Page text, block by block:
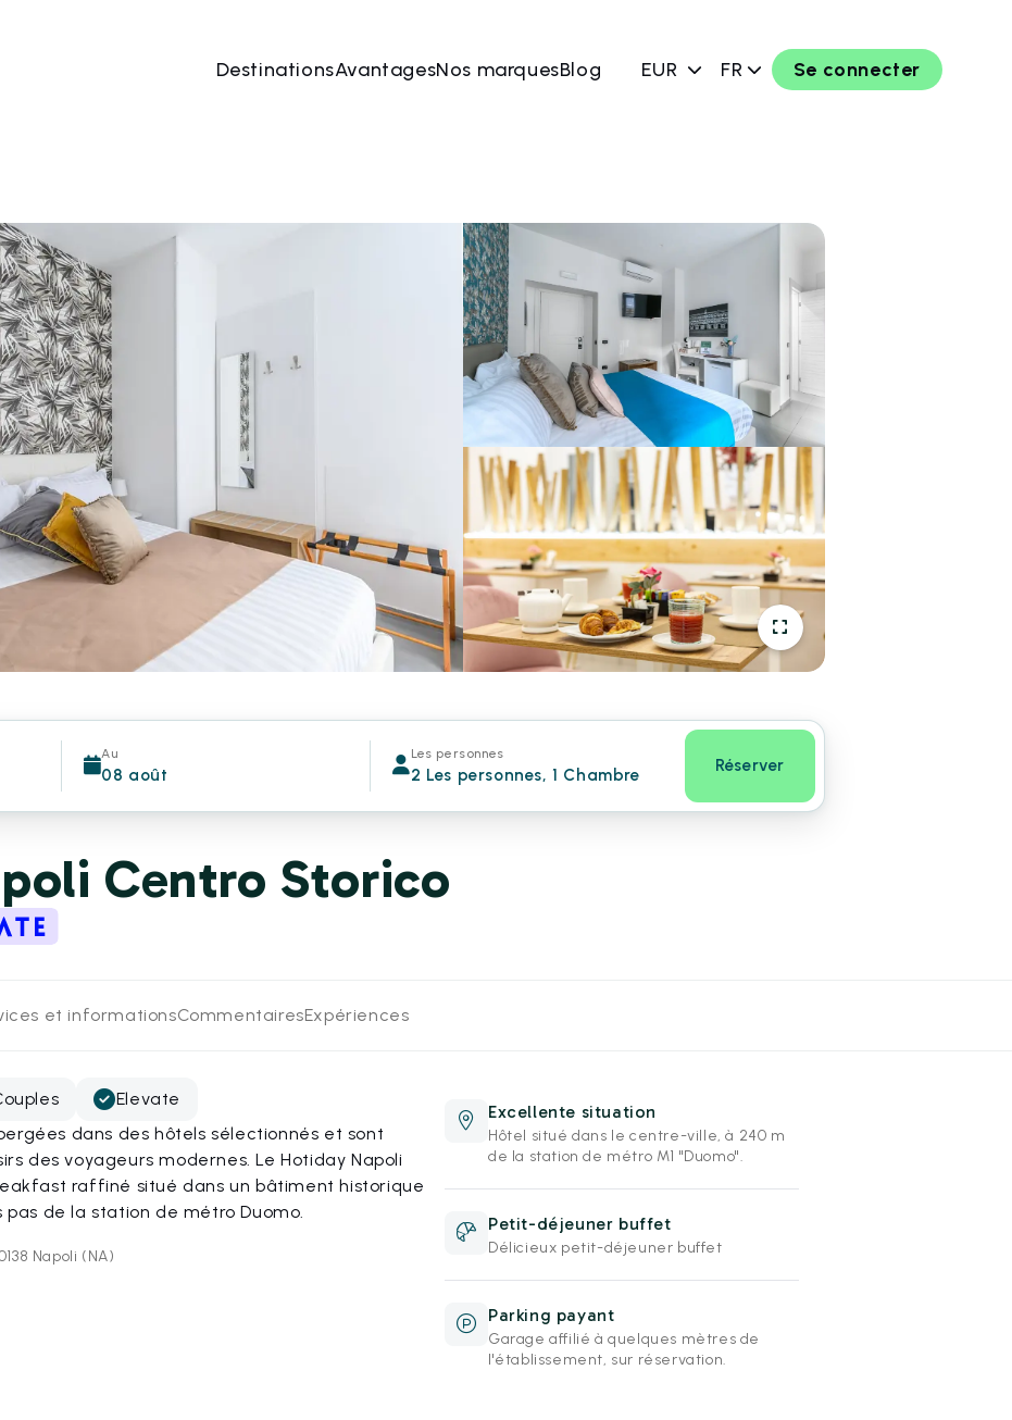
DestinationsAvantagesNos marquesBlog EUR FR Se connecter
Au
08 août
Les personnes
2 Les personnes, 1 Chambre Réserver
Centro Storico
et informationsCommentairesExpériences
Elevate
dans des hôtels sélectionnés et sont
des voyageurs modernes. Le Hotiday Napoli
raffiné situé dans un bâtiment historique
de la station de métro Duomo.
Napoli (NA)
Excellente situation
Hôtel situé dans le centre-ville, à 240 m
de la station de métro M1 "Duomo".
Petit-déjeuner buffet
Délicieux petit-déjeuner buffet
Parking payant
Garage affilié à quelques mètres de
l'établissement, sur réservation.